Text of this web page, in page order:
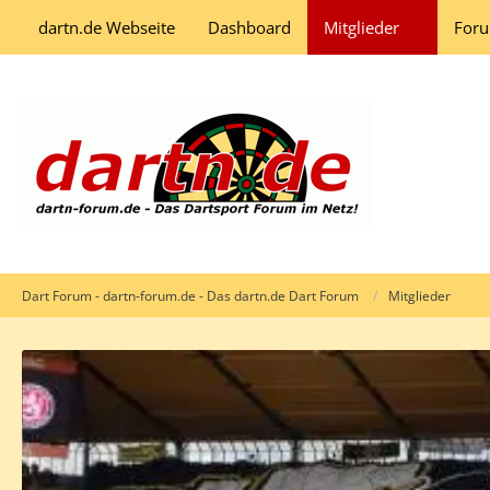
dartn.de Webseite Dashboard Mitglieder
Dart Forum - dartn-forum.de - Das dartn.de Dart Forum Mitglieder